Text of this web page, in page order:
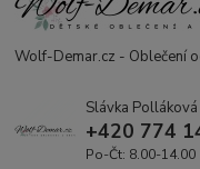
Wolf-Demar.cz - Oblečení
Slávka Polláková
+420 774
Po-Čt: 8.00-14.00